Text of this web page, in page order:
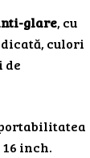
glare, cu
culori
de
16 inch.